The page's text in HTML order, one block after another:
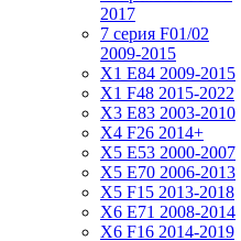
2017
7 серия F01/02
2009-2015
X1 E84 2009-2015
X1 F48 2015-2022
X3 E83 2003-2010
X4 F26 2014+
X5 E53 2000-2007
X5 E70 2006-2013
X5 F15 2013-2018
X6 E71 2008-2014
X6 F16 2014-2019